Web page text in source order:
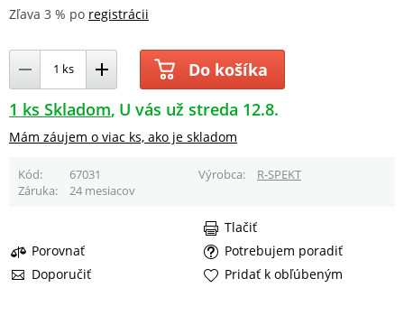
Zľava 3 % po registrácii
Do košíka
1 ks Skladom U vás už streda 12.8.
Mám záujem o viac ks, ako je skladom
Kód 67031 Výrobca
R-SPEKT
Záruka
24 mesiacov
Porovnať
Potrebujem poradiť
Doporučiť
Tlačiť
Pridať k obľúbeným